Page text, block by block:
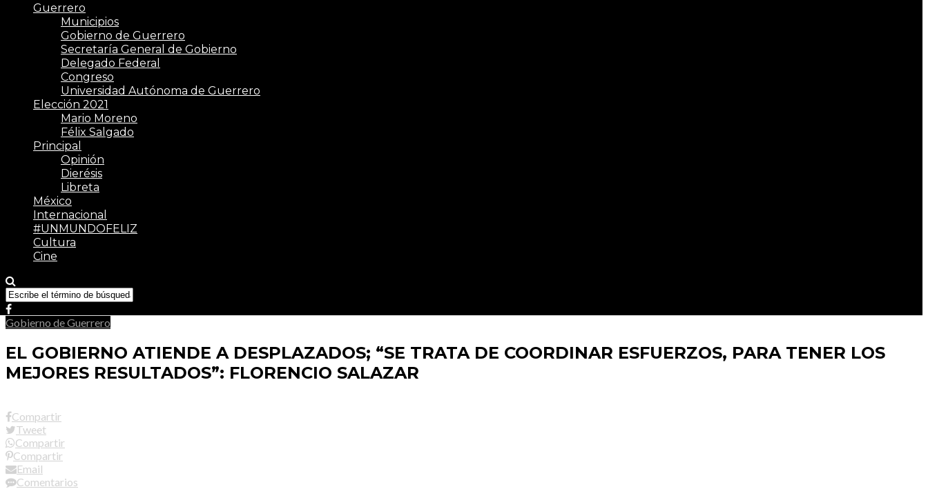
Guerrero
Municipios
Gobierno de Guerrero
Secretaría General de Gobierno
Delegado Federal
Congreso
Universidad Autónoma de Guerrero
Elección 2021
Mario Moreno
Félix Salgado
Principal
Opinión
Dierésis
Libreta
México
Internacional
#UNMUNDOFELIZ
Cultura
Cine
Gobierno de Guerrero
EL GOBIERNO ATIENDE A DESPLAZADOS; “SE TRATA DE COORDINAR ESFUERZOS, PARA TENER LOS
MEJORES RESULTADOS”: FLORENCIO SALAZAR
Compartir
Tweet
Compartir
Compartir
Email
Comentarios